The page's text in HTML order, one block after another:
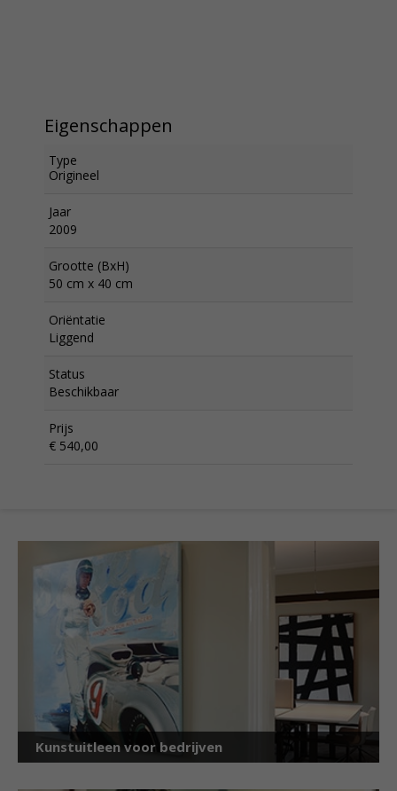
Eigenschappen
Type
Origineel
Jaar
2009
Grootte (BxH)
50 cm x 40 cm
Oriëntatie
Liggend
Status
Beschikbaar
Prijs
€ 540,00
Kunstuitleen voor bedrijven